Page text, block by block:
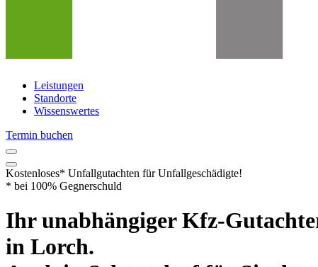
Leistungen
Standorte
Wissenswertes
Termin buchen
Kostenloses* Unfallgutachten für Unfallgeschädigte!
* bei 100% Gegnerschuld
Ihr unabhängigerKfz-
in Lorch.